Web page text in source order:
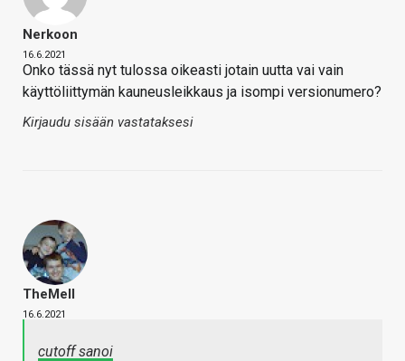
Nerkoon
16.6.2021
Onko tässä nyt tulossa oikeasti jotain uutta vai vain
käyttöliittymän kauneusleikkaus ja isompi versionumero?
Kirjaudu sisään vastataksesi
TheMeII
16.6.2021
cutoff sanoi